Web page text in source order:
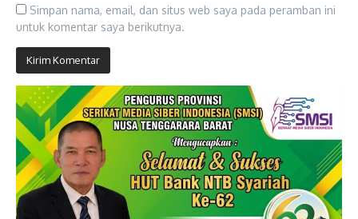
Simpan nama, email, dan situs web saya pada peramban ini
untuk komentar saya berikutnya.